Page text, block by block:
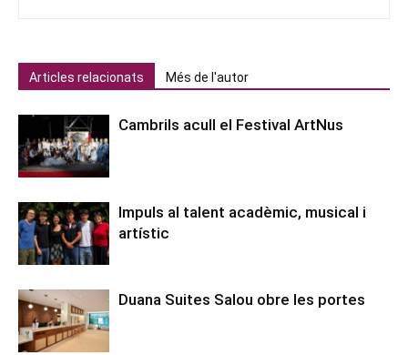
Articles relacionats Més de l'autor
Cambrils acull el Festival ArtNus
Impuls al talent acadèmic, musical i
artístic
Duana Suites Salou obre les portes